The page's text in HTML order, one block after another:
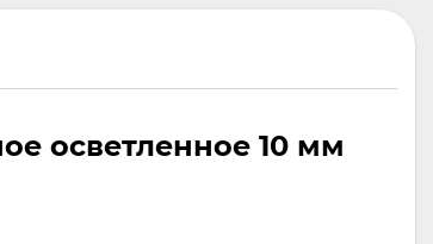
осветленное 10 мм